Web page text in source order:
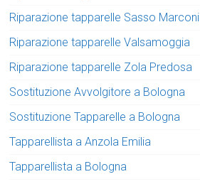
Riparazione tapparelle Sasso Marconi
Riparazione tapparelle Valsamoggia
Riparazione tapparelle Zola Predosa
Sostituzione Avvolgitore a Bologna
Sostituzione Tapparelle a Bologna
Tapparellista a Anzola Emilia
Tapparellista a Bologna